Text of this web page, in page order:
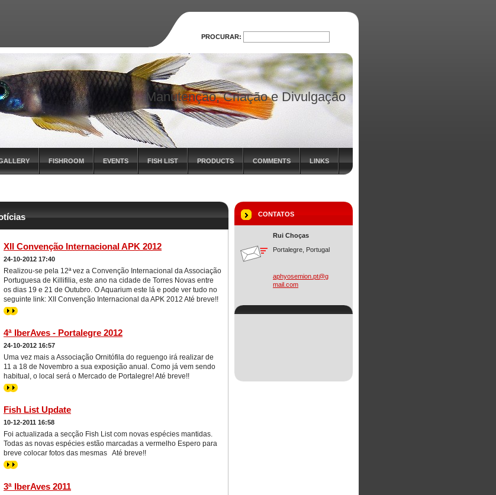
Manutenção, Criação e Divulgação
FISHROOM EVENTS FISH LIST PRODUCTS COMMENTS LINKS
XII Convenção Internacional APK 2012
24-10-2012 17:40
Realizou-se pela 12ª vez a Convenção Internacional da Associação
Portuguesa de Killifilia, este ano na cidade de Torres Novas entre
os dias 19 e 21 de Outubro. O Aquarium este lá e pode ver tudo no
seguinte link: XII Convenção Internacional da APK 2012 Até breve!!
>>
4ª IberAves - Portalegre 2012
24-10-2012 16:57
Uma vez mais a Associação Ornitófila do reguengo irá realizar de
11 a 18 de Novembro a sua exposição anual. Como já vem sendo
habitual, o local será o Mercado de Portalegre! Até breve!!
>>
Fish List Update
10-12-2011 16:58
Foi actualizada a secção Fish List com novas espécies mantidas.
Todas as novas espécies estão marcadas a vermelho Espero para
breve colocar fotos das mesmas Até breve!!
>>
3ª IberAves 2011
CONTATOS
Rui Choças
Portalegre, Portugal
aphyosemion.pt@g
mail.com
PROCURAR:
PROCURAR